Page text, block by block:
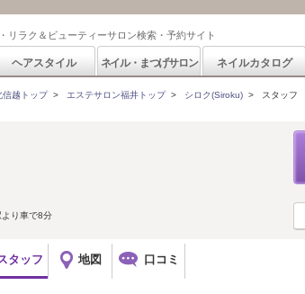
リラク＆ビューティーサロン検索・予約サイト
ヘアスタイル ネイル・まつげサロン ネイルカタログ
信越トップ> エステサロン福井トップ> シロク(Siroku) > スタッフ
り車で8分
タッフ 地図 口コミ